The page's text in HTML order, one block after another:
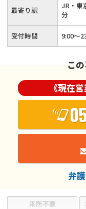
来所不要
最寄り駅
JR・東
分
受付時間 9:00～
こ
《現在
弁